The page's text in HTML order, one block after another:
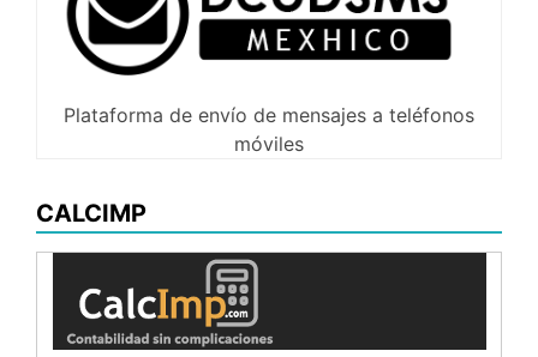
Plataforma de envío de mensajes a teléfonos
móviles
CALCIMP